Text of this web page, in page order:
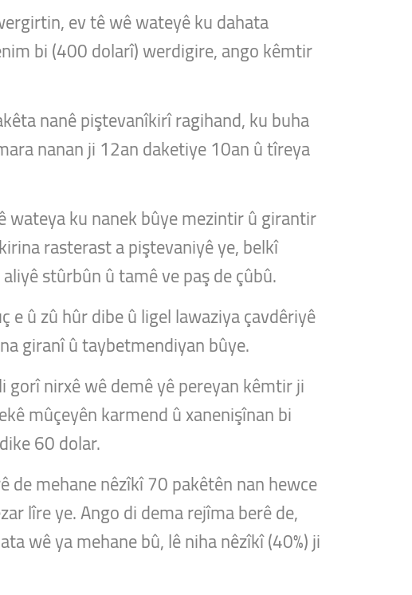
ev tê wê wateyê ku dahata
bi (400 dolarî) werdigire, ango kêmtir
nanê piştevanîkirî ragihand, ku buha
nanan ji 12an daketiye 10an û tîreya
wateya ku nanek bûye mezintir û girantir
rasterast a piştevaniyê ye, belkî
stûrbûn û tamê ve paş de çûbû.
û zû hûr dibe û ligel lawaziya çavdêriyê
giranî û taybetmendiyan bûye.
nirxê wê demê yê pereyan kêmtir ji
mûçeyên karmend û xanenişînan bi
60 dolar.
de mehane nêzîkî 70 pakêtên nan hewce
lîre ye. Ango di dema rejîma berê de,
wê ya mehane bû, lê niha nêzîkî (40%) ji